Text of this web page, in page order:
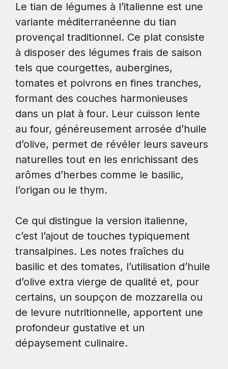
Le tian de légumes à l’italienne est une
variante méditerranéenne du tian
provençal traditionnel. Ce plat consiste
à disposer des légumes frais de saison
tels que courgettes, aubergines,
tomates et poivrons en fines tranches,
formant des couches harmonieuses
dans un plat à four. Leur cuisson lente
au four, généreusement arrosée d’huile
d’olive, permet de révéler leurs saveurs
naturelles tout en les enrichissant des
arômes d’herbes comme le basilic,
l’origan ou le thym.
Ce qui distingue la version italienne,
c’est l’ajout de touches typiquement
transalpines. Les notes fraîches du
basilic et des tomates, l’utilisation d’huile
d’olive extra vierge de qualité et, pour
certains, un soupçon de mozzarella ou
de levure nutritionnelle, apportent une
profondeur gustative et un
dépaysement culinaire.